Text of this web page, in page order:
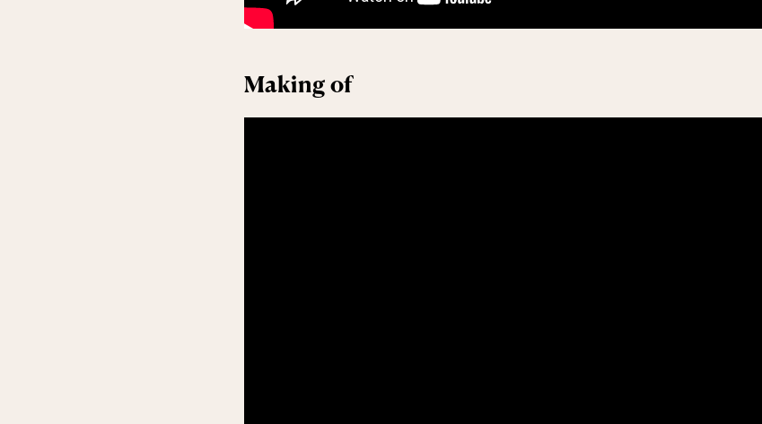
Making of